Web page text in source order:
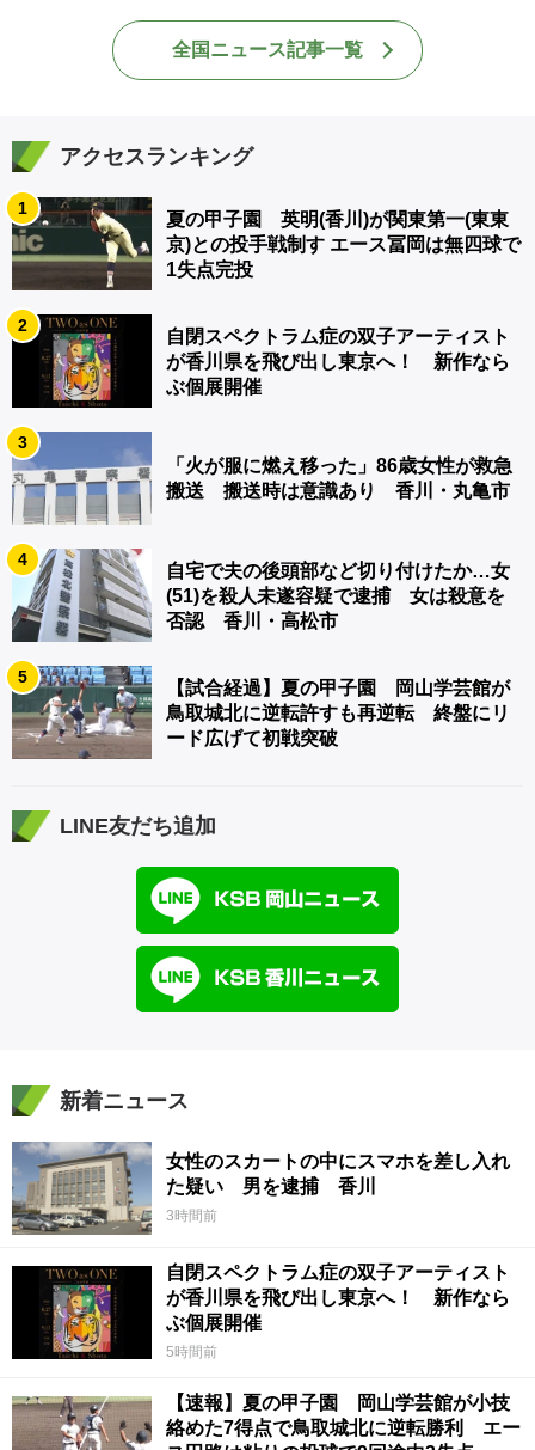
全国ニュース記事一覧
アクセスランキング
1
夏の甲子園 英明(香川)が関東第一(東東
京)との投手戦制す エース冨岡は無四球で
1失点完投
2
自閉スペクトラム症の双子アーティスト
が香川県を飛び出し東京へ！ 新作なら
ぶ個展開催
3
「火が服に燃え移った」86歳女性が救急
搬送 搬送時は意識あり 香川・丸亀市
4
自宅で夫の後頭部など切り付けたか…女
(51)を殺人未遂容疑で逮捕 女は殺意を
否認 香川・高松市
5
【試合経過】夏の甲子園 岡山学芸館が
鳥取城北に逆転許すも再逆転 終盤にリ
ード広げて初戦突破
LINE友だち追加
新着ニュース
女性のスカートの中にスマホを差し入れ
た疑い 男を逮捕 香川
3時間前
自閉スペクトラム症の双子アーティスト
が香川県を飛び出し東京へ！ 新作なら
ぶ個展開催
5時間前
【速報】夏の甲子園 岡山学芸館が小技
絡めた7得点で鳥取城北に逆転勝利 エー